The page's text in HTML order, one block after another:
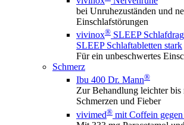
bei Unruhezuständen und
Einschlafstörungen
vivinox® SLEEP
SLEEP Schlaftabletten stark
Für ein unbeschwertes
Schmerz
Ibu 400 Dr. Mann®
Zur Behandlung leichter bis
Schmerzen und Fieber
vivimed® mit Coffein